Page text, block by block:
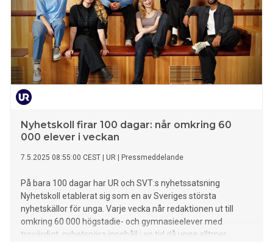
Nyhetskoll firar 100 dagar: når omkring 60
000 elever i veckan
7.5.2025 08:55:00 CEST UR Pressmeddelande
På bara 100 dagar har UR och SVT:s nyhetssatsning
Nyhetskoll etablerat sig som en av Sveriges största
nyhetskällor för unga. Varje vecka når redaktionen ut till
omkring 60 000 högstadie- och gymnasieelever med
trovärdigt, nyhetsnära innehåll i en tid då unga alltmer